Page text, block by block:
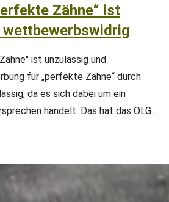
Zähne“ ist
wettbewerbswidrig
ist unzulässig und
für „perfekte Zähne“ durch
da es sich dabei um ein
handelt. Das hat das OLG…